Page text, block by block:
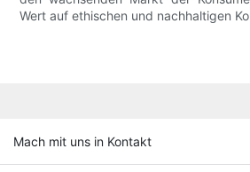
Wert auf ethischen und nachhaltigen
Mach mit uns in Kontakt